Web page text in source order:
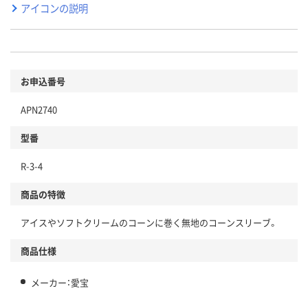
アイコンの説明
お申込番号
APN2740
型番
R-3-4
商品の特徴
アイスやソフトクリームのコーンに巻く無地のコーンスリーブ。
商品仕様
メーカー：愛宝